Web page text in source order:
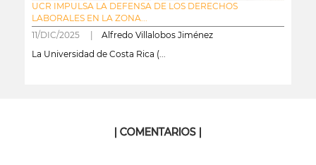
UCR IMPULSA LA DEFENSA DE LOS DERECHOS
LABORALES EN LA ZONA...
11/DIC/2025 | Alfredo Villalobos Jiménez
La Universidad de Costa Rica (...
| COMENTARIOS |